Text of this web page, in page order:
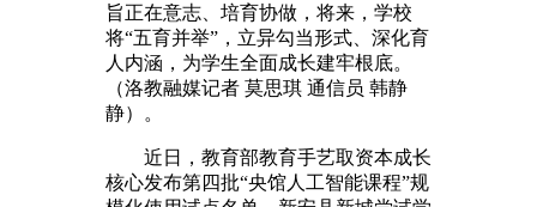
旨正在意志、培育协做，将来，学校
将“五育并举”，立异勾当形式、深化育
人内涵，为学生全面成长建牢根底。
（洛教融媒记者 莫思琪 通信员 韩静
静）。
近日，教育部教育手艺取资本成长
核心发布第四批“央馆人工智能课程”规